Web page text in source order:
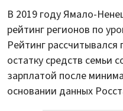
В 2019 году Ямало-
рейтинг регионов по
Рейтинг
остатку средств семьи
зарплатой после
основании данных